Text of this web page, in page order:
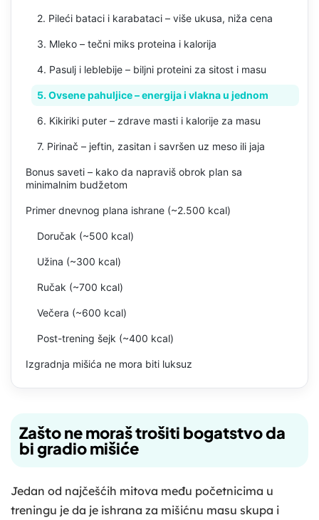
2. Pileći bataci i karabataci – više ukusa, niža cena
3. Mleko – tečni miks proteina i kalorija
4. Pasulj i leblebije – biljni proteini za sitost i masu
5. Ovsene pahuljice – energija i vlakna u jednom
6. Kikiriki puter – zdrave masti i kalorije za masu
7. Pirinač – jeftin, zasitan i savršen uz meso ili jaja
Bonus saveti – kako da napraviš obrok plan sa
minimalnim budžetom
Primer dnevnog plana ishrane (~2.500 kcal)
Doručak (~500 kcal)
Užina (~300 kcal)
Ručak (~700 kcal)
Večera (~600 kcal)
Post-trening šejk (~400 kcal)
Izgradnja mišića ne mora biti luksuz
Zašto ne moraš trošiti bogatstvo da
bi gradio mišiće
Jedan od najčešćih mitova među početnicima u
treningu je da je ishrana za mišićnu masu skupa i